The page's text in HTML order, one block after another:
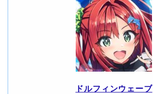
ドルフィンウェーブ